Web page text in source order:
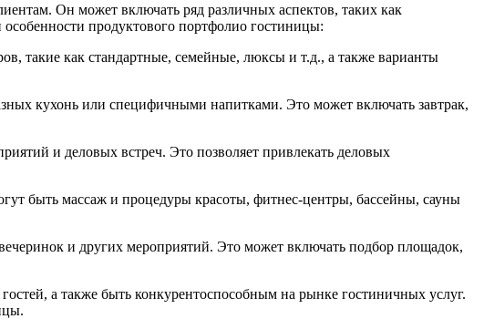
Он может включать ряд различных аспектов, таких как
продуктового портфолио гостиницы:
такие как стандартные, семейные, люксы и т.д., а также варианты
кухонь или специфичными напитками. Это может включать завтрак,
и деловых встреч. Это позволяет привлекать деловых
быть массаж и процедуры красоты, фитнес-центры, бассейны, сауны
и других мероприятий. Это может включать подбор площадок,
а также быть конкурентоспособным на рынке гостиничных услуг.